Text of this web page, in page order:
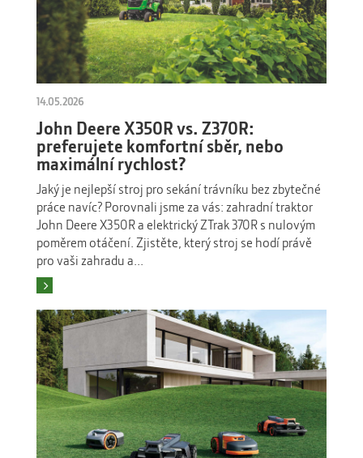
14.05.2026
John Deere X350R vs. Z370R:
preferujete komfortní sběr, nebo
maximální rychlost?
Jaký je nejlepší stroj pro sekání trávníku bez zbytečné
práce navíc? Porovnali jsme za vás: zahradní traktor
John Deere X350R a elektrický ZTrak 370R s nulovým
poměrem otáčení. Zjistěte, který stroj se hodí právě
pro vaši zahradu a...